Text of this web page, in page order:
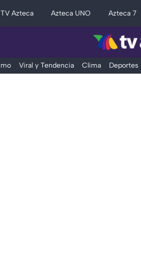
TV Azteca Azteca UNO Azteca 7
Viral y Tendencia Clima Deportes